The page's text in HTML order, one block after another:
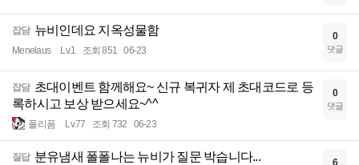
잡담 뉴비인데요 지옥성물함
Menelaus Lv.1 조회 851 06-23
0
댓글
잡담 초대이벤트 함께해요~ 신규 복귀자 제 초대코드로 등
록하시고 보상 받으세요~^^
폴리폼 Lv.77 조회 732 06-23
0
댓글
질답 분유냄새 폴폴나는 뉴비가 질문 박습니다... 6